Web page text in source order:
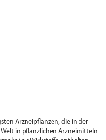
Arznei­pflanzen, die in der
in pflanzlichen Arznei­mitteln